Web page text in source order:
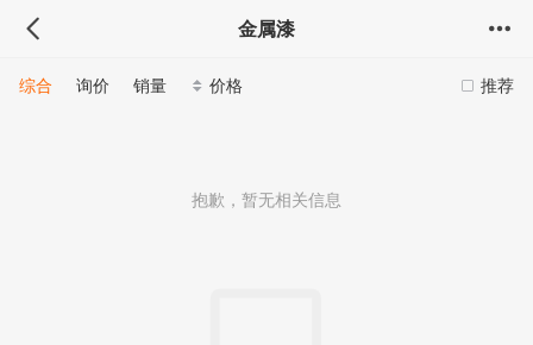
金属漆
推荐
综合 询价 销量 价格
抱歉，暂无相关信息